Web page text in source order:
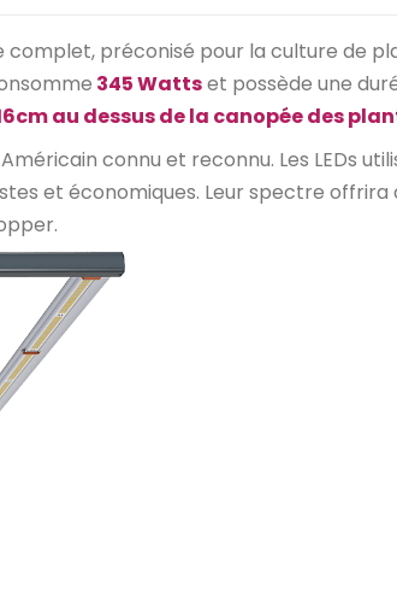
préconisé pour la culture de
345 Wattset possède une
au dessus de la canopée des
connu et reconnu. Les LEDs
et économiques. Leur spectre offrira